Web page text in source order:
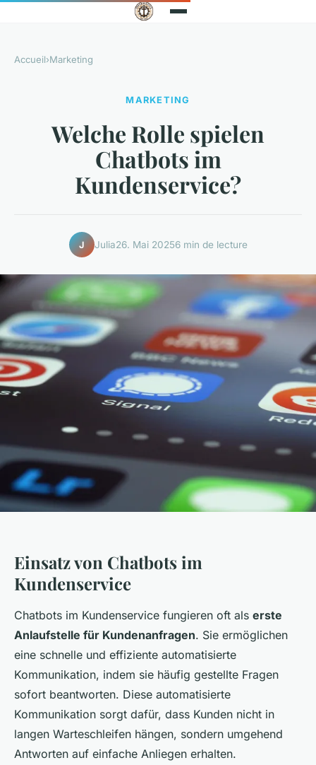
Accueil›Marketing
MARKETING
Welche Rolle spielen
Chatbots im
Kundenservice?
J Julia26. Mai 20256 min de lecture
Einsatz von Chatbots im
Kundenservice
Chatbots im Kundenservice fungieren oft als erste
Anlaufstelle für Kundenanfragen. Sie ermöglichen
eine schnelle und effiziente automatisierte
Kommunikation, indem sie häufig gestellte Fragen
sofort beantworten. Diese automatisierte
Kommunikation sorgt dafür, dass Kunden nicht in
langen Warteschleifen hängen, sondern umgehend
Antworten auf einfache Anliegen erhalten.